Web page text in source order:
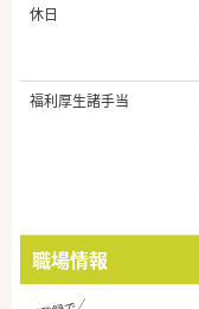
休日
福利厚生諸手当
職場情報